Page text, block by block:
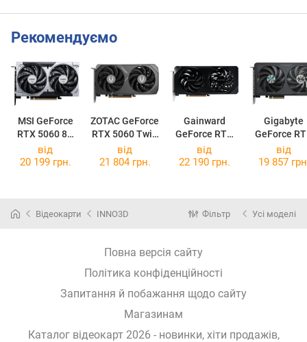
Рекомендуємо
MSI GeForce
RTX 5060 8G
VENTUS 2X OC
ZOTAC GeForce
RTX 5060 Twin
Edge OC
Gainward
GeForce RTX
5060 Ghost
Gigabyte
GeForce
5060 EAGLE
8G
від
20 199 грн.
від
21 804 грн.
від
22 190 грн.
від
19 857
Відеокарти INNO3D Фільтр Усі моделі
Повна версія сайту
Політика конфіденційності
Запитання й побажання щодо сайту
Магазинам
Каталог відеокарт 2026 - новинки, хіти продажів,